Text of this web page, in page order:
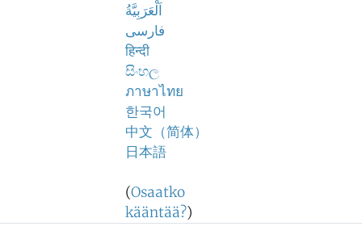
اَلْعَرَبِيَّةُ
فارسی
हिन्दी
සිංහල
ภาษาไทย
한국어
中文（简体）
日本語
(Osaatko
kääntää?)